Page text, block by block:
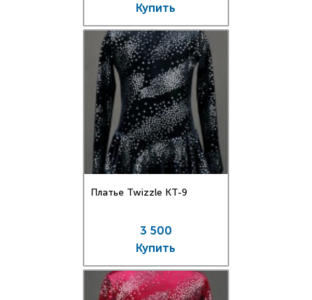
Купить
Платье Twizzle КT-9
3 500
Купить